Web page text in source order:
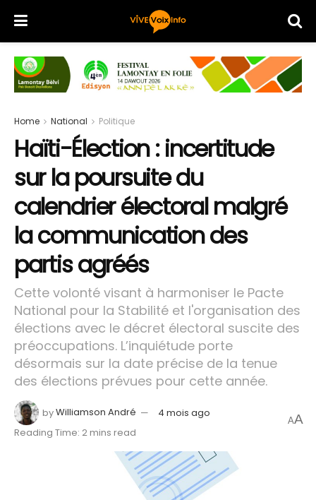
Home National Politique
Haïti-Élection : incertitude
sur la poursuite du
calendrier électoral malgré
la communication des
partis agréés
Cette volonté visant à harmoniser le Pacte
National pour la Stabilité et l'organisation des
élections avec le décret électoral suscite des
préoccupations. L’inquiétude porte
désormais sur la date précise de la tenue
des élections prévues pour cette année.
byWilliamson André
4 mois ago
Reading Time: 2 mins read
AA